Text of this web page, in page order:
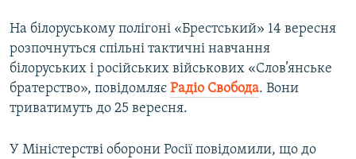
Усі сайти RFE/RL
На білоруському полігоні «Брестський» 14 вересня
розпочнуться спільні тактичні навчання
білоруських і російських військових «Слов’янське
братерство», повідомляє Радіо Свобода. Вони
триватимуть до 25 вересня.
У Міністерстві оборони Росії повідомили, що до